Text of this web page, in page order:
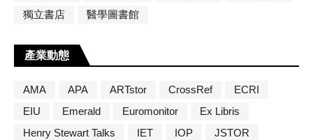
獨立書店
醫學圖書館
產業動態
AMA APA ARTstor CrossRef
ECRI
EIU
Emerald Euromonitor
Ex Libris
Henry Stewart Talks
IET IOP
JSTOR